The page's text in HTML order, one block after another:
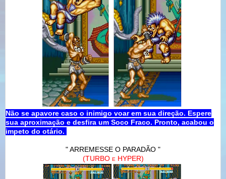
Não se apavore caso o inimigo voar em sua direção. Espere
sua aproximação e desfira um Soco Fraco. Pronto, acabou o
impeto do otário.
" ARREMESSE O PARADÃO "
(TURBO E HYPER)